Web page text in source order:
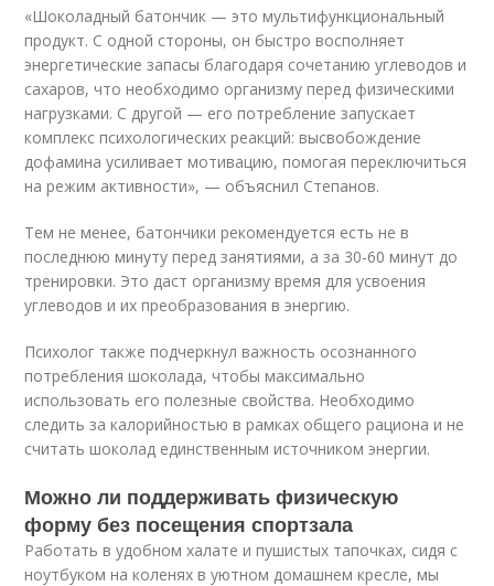
«Шоколадный батончик — это мультифункциональный
продукт. С одной стороны, он быстро восполняет
энергетические запасы благодаря сочетанию углеводов и
сахаров, что необходимо организму перед физическими
нагрузками. С другой — его потребление запускает
комплекс психологических реакций: высвобождение
дофамина усиливает мотивацию, помогая переключиться
на режим активности», — объяснил Степанов.
Тем не менее, батончики рекомендуется есть не в
последнюю минуту перед занятиями, а за 30-60 минут до
тренировки. Это даст организму время для усвоения
углеводов и их преобразования в энергию.
Психолог также подчеркнул важность осознанного
потребления шоколада, чтобы максимально
использовать его полезные свойства. Необходимо
следить за калорийностью в рамках общего рациона и не
считать шоколад единственным источником энергии.
Можно ли поддерживать физическую
форму без посещения спортзала
Работать в удобном халате и пушистых тапочках, сидя с
ноутбуком на коленях в уютном домашнем кресле, мы